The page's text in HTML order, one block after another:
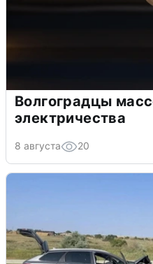
Волгоградцы
электричества
8 августа 20